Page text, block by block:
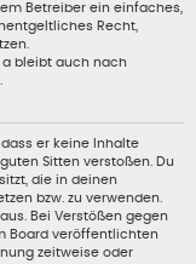
Betreiber ein einfaches,
Recht,
a bleibt auch nach
er keine Inhalte
Sitten verstoßen. Du
die in deinen
bzw. zu verwenden.
Bei Verstößen gegen
Board veröffentlichten
zeitweise oder